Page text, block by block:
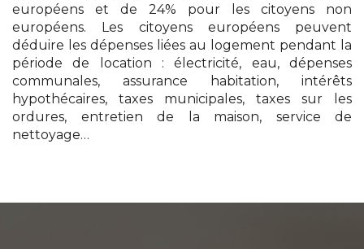
européens et de 24% pour les citoyens non
européens. Les citoyens européens peuvent
déduire les dépenses liées au logement pendant la
période de location : électricité, eau, dépenses
communales, assurance habitation, intérêts
hypothécaires, taxes municipales, taxes sur les
ordures, entretien de la maison, service de
nettoyage…